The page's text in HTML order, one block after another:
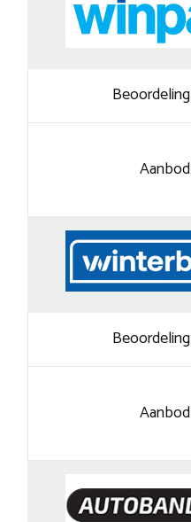
Beoordeling
Aanbod
Beoordeling
Aanbod